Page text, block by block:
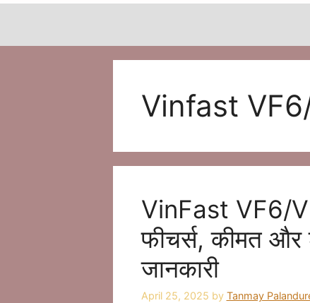
Vinfast
VinFast VF6/
फीचर्स, कीमत और
जानकारी
April 25, 2025 by Tanmay